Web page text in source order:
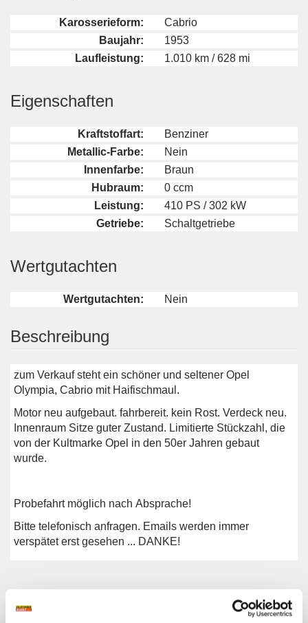
Karosserieform:
Cabrio
Baujahr:
1953
Laufleistung:
1.010 km / 628 mi
Eigenschaften
Kraftstoffart:
Benziner
Metallic-Farbe:
Nein
Innenfarbe:
Braun
Hubraum:
0 ccm
Leistung:
410 PS / 302 kW
Getriebe:
Schaltgetriebe
Wertgutachten
Wertgutachten: Nein
Beschreibung
zum Verkauf steht ein schöner und seltener Opel
Olympia, Cabrio mit Haifischmaul.
Motor neu aufgebaut. fahrbereit. kein Rost. Verdeck neu.
Innenraum Sitze guter Zustand. Limitierte Stückzahl, die
von der Kultmarke Opel in den 50er Jahren gebaut
wurde.
Probefahrt möglich nach Absprache!
Bitte telefonisch anfragen. Emails werden immer
verspätet erst gesehen ... DANKE!
Weitere Anzeigen dieses Anbieters